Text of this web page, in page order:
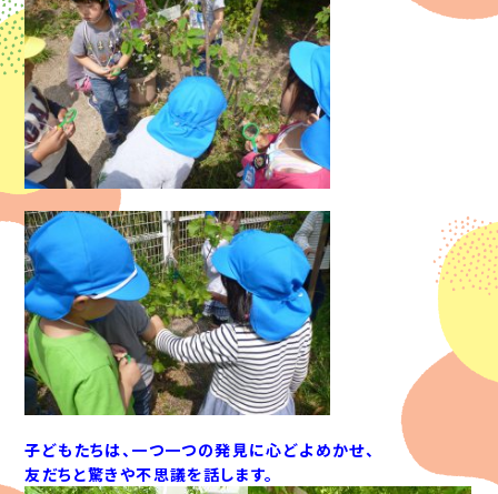
子どもたちは、一つ一つの発見に心どよめかせ、
友だちと驚きや不思議を話します。